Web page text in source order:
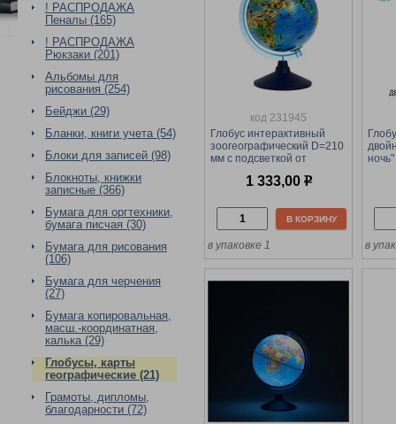
! РАСПРОДАЖА
Пеналы (165)
! РАСПРОДАЖА
Рюкзаки (201)
Альбомы для
рисования (254)
Бейджи (29)
Бланки, книги учета (54)
Блоки для записей (98)
Блокноты, книжки
записные (366)
Бумага для оргтехники,
бумага писчая (30)
Бумага для рисования
(106)
Бумага для черчения
(27)
Бумага копировальная,
масш.-координатная,
калька (29)
Глобусы, карты
географические (21)
Грамоты, дипломы,
благодарности (72)
код 231945
Глобус интерактивный
зоогеографический D=210
мм с подсветкой от
на круглой подставке
1 333,00 р
В КОРЗИНУ
в упаковке 1 в